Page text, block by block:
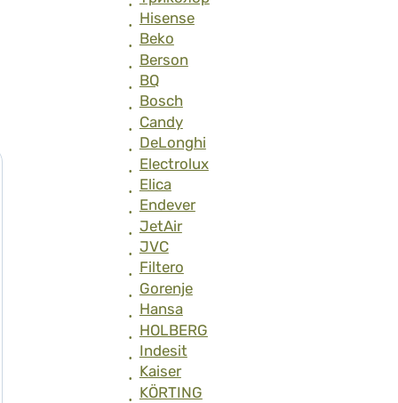
Hisense
Beko
Berson
BQ
Bosch
Candy
DeLonghi
Electrolux
Elica
Endever
JetAir
JVC
Filtero
Gorenje
Hansa
HOLBERG
Indesit
Kaiser
KӦRTING